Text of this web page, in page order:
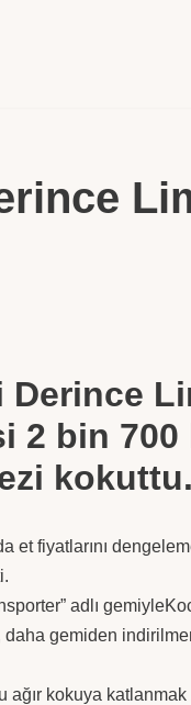
Derince
2 bin
kokuttu.
et fiyatlarını
adlı
daha gemiden
kokuya katlanmak